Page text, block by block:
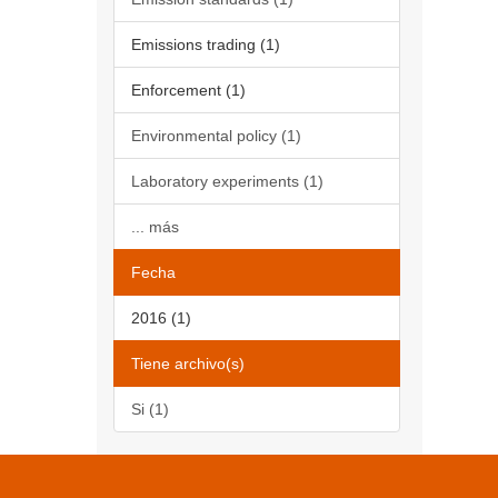
Emissions trading (1)
Enforcement (1)
Environmental policy (1)
Laboratory experiments (1)
... más
Fecha
2016 (1)
Tiene archivo(s)
Si (1)